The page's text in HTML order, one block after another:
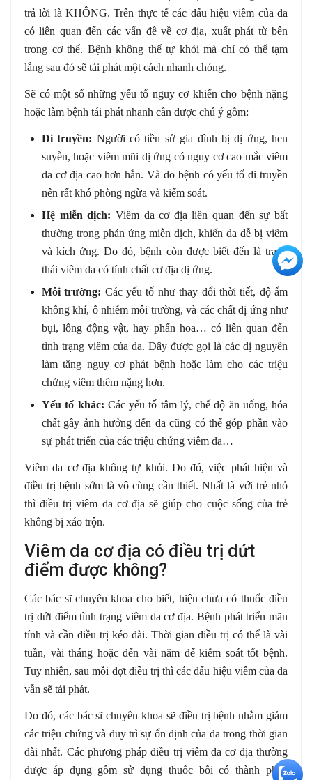
trả lời là KHÔNG. Trên thực tế các dấu hiệu viêm của da
có liên quan đến các vấn đề về cơ địa, xuất phát từ bên
trong cơ thể. Bệnh không thể tự khỏi mà chỉ có thể tạm
lắng sau đó sẽ tái phát một cách nhanh chóng.
Sẽ có một số những yếu tố nguy cơ khiến cho bệnh nặng
hoặc làm bệnh tái phát nhanh cần được chú ý gồm:
Di truyền: Người có tiền sử gia đình bị dị ứng, hen
suyễn, hoặc viêm mũi dị ứng có nguy cơ cao mắc viêm
da cơ địa cao hơn hẳn. Và do bệnh có yếu tố di truyền
nên rất khó phòng ngừa và kiểm soát.
Hệ miễn dịch: Viêm da cơ địa liên quan đến sự bất
thường trong phản ứng miễn dịch, khiến da dễ bị viêm
và kích ứng. Do đó, bệnh còn được biết đến là trạng
thái viêm da có tính chất cơ địa dị ứng.
Môi trường: Các yếu tố như thay đổi thời tiết, độ ẩm
không khí, ô nhiễm môi trường, và các chất dị ứng như
bụi, lông động vật, hay phấn hoa… có liên quan đến
tình trạng viêm của da. Đây được gọi là các dị nguyên
làm tăng nguy cơ phát bệnh hoặc làm cho các triệu
chứng viêm thêm nặng hơn.
Yếu tố khác: Các yếu tố tâm lý, chế độ ăn uống, hóa
chất gây ảnh hưởng đến da cũng có thể góp phần vào
sự phát triển của các triệu chứng viêm da…
Viêm da cơ địa không tự khỏi. Do đó, việc phát hiện và
điều trị bệnh sớm là vô cùng cần thiết. Nhất là với trẻ nhỏ
thì điều trị viêm da cơ địa sẽ giúp cho cuộc sống của trẻ
không bị xáo trộn.
Viêm da cơ địa có điều trị dứt
điểm được không?
Các bác sĩ chuyên khoa cho biết, hiện chưa có thuốc điều
trị dứt điểm tình trạng viêm da cơ địa. Bệnh phát triển mãn
tính và cần điều trị kéo dài. Thời gian điều trị có thể là vài
tuần, vài tháng hoặc đến vài năm để kiểm soát tốt bệnh.
Tuy nhiên, sau mỗi đợt điều trị thì các dấu hiệu viêm của da
vẫn sẽ tái phát.
Do đó, các bác sĩ chuyên khoa sẽ điều trị bệnh nhằm giảm
các triệu chứng và duy trì sự ổn định của da trong thời gian
dài nhất. Các phương pháp điều trị viêm da cơ địa thường
được áp dụng gồm sử dụng thuốc bôi có thành phần
+3
+5